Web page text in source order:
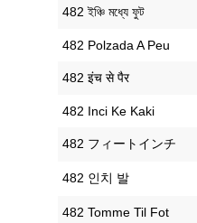
‎482 ইঞ্চি মধ্যে ফুট
‎482 Polzada A Peu
‎482 इंच से पैर
‎482 Inci Ke Kaki
‎482 フィートインチ
‎482 인치 발
‎482 Tomme Til Fot